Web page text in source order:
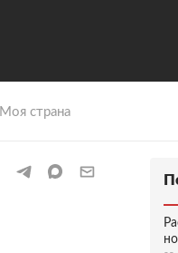
Моя страна